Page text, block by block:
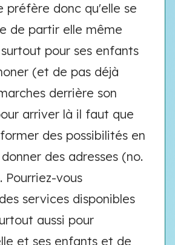
préfère donc qu'elle se
de partir elle même
pour ses enfants
(et de pas déjà
derrière son
arriver là il faut que
des possibilités en
des adresses (no.
Pourriez-vous
services disponibles
aussi pour
et ses enfants et de